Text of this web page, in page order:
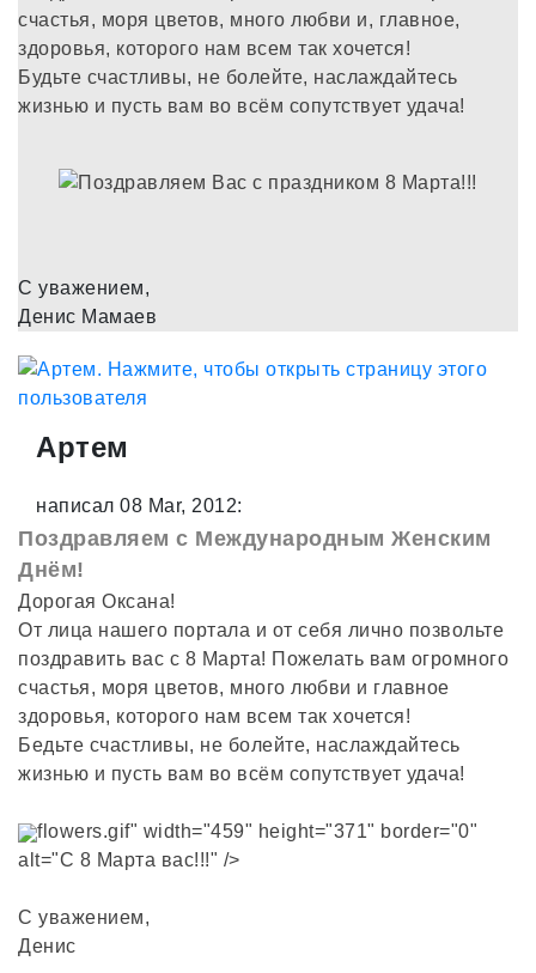
счастья, моря цветов, много любви и, главное,
здоровья, которого нам всем так хочется!
Будьте счастливы, не болейте, наслаждайтесь
жизнью и пусть вам во всём сопутствует удача!
С уважением,
Денис Мамаев
Артем
написал 08 Mar, 2012:
Поздравляем с Международным Женским
Днём!
Дорогая Оксана!
От лица нашего портала и от себя лично позвольте
поздравить вас с 8 Марта! Пожелать вам огромного
счастья, моря цветов, много любви и главное
здоровья, которого нам всем так хочется!
Бедьте счастливы, не болейте, наслаждайтесь
жизнью и пусть вам во всём сопутствует удача!
flowers.gif" width="459" height="371" border="0"
alt="С 8 Марта вас!!!" />
С уважением,
Денис